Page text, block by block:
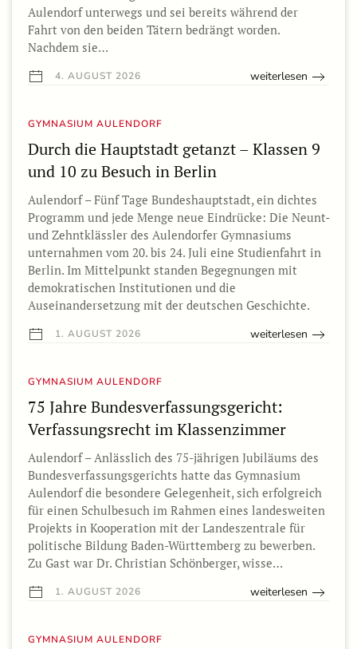
Aulendorf unterwegs und sei bereits während der
Fahrt von den beiden Tätern bedrängt worden.
Nachdem sie…
4. AUGUST 2026 weiterlesen
GYMNASIUM AULENDORF
Durch die Hauptstadt getanzt – Klassen 9
und 10 zu Besuch in Berlin
Aulendorf – Fünf Tage Bundeshauptstadt, ein dichtes
Programm und jede Menge neue Eindrücke: Die Neunt-
und Zehntklässler des Aulendorfer Gymnasiums
unternahmen vom 20. bis 24. Juli eine Studienfahrt in
Berlin. Im Mittelpunkt standen Begegnungen mit
demokratischen Institutionen und die
Auseinandersetzung mit der deutschen Geschichte.
1. AUGUST 2026 weiterlesen
GYMNASIUM AULENDORF
75 Jahre Bundesverfassungsgericht:
Verfassungsrecht im Klassenzimmer
Aulendorf – Anlässlich des 75-jährigen Jubiläums des
Bundesverfassungsgerichts hatte das Gymnasium
Aulendorf die besondere Gelegenheit, sich erfolgreich
für einen Schulbesuch im Rahmen eines landesweiten
Projekts in Kooperation mit der Landeszentrale für
politische Bildung Baden-Württemberg zu bewerben.
Zu Gast war Dr. Christian Schönberger, wisse…
1. AUGUST 2026 weiterlesen
GYMNASIUM AULENDORF